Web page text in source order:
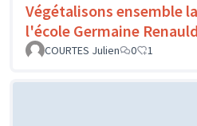
Végétalisons ensemble
l'école Germaine
COURTES Julien
0 1